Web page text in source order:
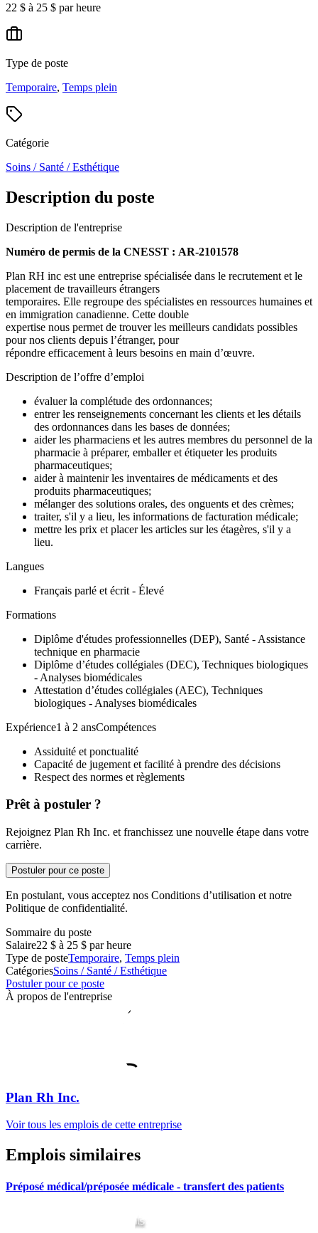
22 $ à 25 $ par heure
Type de poste
Temporaire, Temps plein
Catégorie
Soins / Santé / Esthétique
Description du poste
Description de l'entreprise
Numéro de permis de la CNESST : AR-2101578
Plan RH inc est une entreprise spécialisée dans le recrutement et le
placement de travailleurs étrangers
temporaires. Elle regroupe des spécialistes en ressources humaines et
en immigration canadienne. Cette double
expertise nous permet de trouver les meilleurs candidats possibles
pour nos clients depuis l’étranger, pour
répondre efficacement à leurs besoins en main d’œuvre.
Description de l’offre d’emploi
évaluer la complétude des ordonnances;
entrer les renseignements concernant les clients et les détails
des ordonnances dans les bases de données;
aider les pharmaciens et les autres membres du personnel de la
pharmacie à préparer, emballer et étiqueter les produits
pharmaceutiques;
aider à maintenir les inventaires de médicaments et des
produits pharmaceutiques;
mélanger des solutions orales, des onguents et des crèmes;
traiter, s'il y a lieu, les informations de facturation médicale;
mettre les prix et placer les articles sur les étagères, s'il y a
lieu.
Langues
Français parlé et écrit - Élevé
Formations
Diplôme d'études professionnelles (DEP), Santé - Assistance
technique en pharmacie
Diplôme d’études collégiales (DEC), Techniques biologiques
- Analyses biomédicales
Attestation d’études collégiales (AEC), Techniques
biologiques - Analyses biomédicales
Expérience1 à 2 ansCompétences
Assiduité et ponctualité
Capacité de jugement et facilité à prendre des décisions
Respect des normes et règlements
Prêt à postuler ?
Rejoignez Plan Rh Inc. et franchissez une nouvelle étape dans votre
carrière.
Postuler pour ce poste
En postulant, vous acceptez nos Conditions d’utilisation et notre
Politique de confidentialité.
Sommaire du poste
Salaire22 $ à 25 $ par heure
Type de posteTemporaire, Temps plein
CatégoriesSoins / Santé / Esthétique
Postuler pour ce poste
À propos de l'entreprise
Plan Rh Inc.
Voir tous les emplois de cette entreprise
Emplois similaires
Préposé médical/préposée médicale - transfert des patients